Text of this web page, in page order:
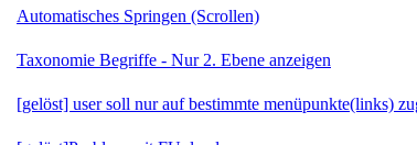
Automatisches Springen (Scrollen)
Taxonomie Begriffe - Nur 2. Ebene anzeigen
[gelöst] user soll nur auf bestimmte menüpunkte(links)